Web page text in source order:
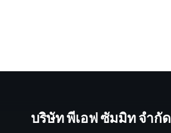
บริษัท พีเอฟ ซัมมิท จำกัด